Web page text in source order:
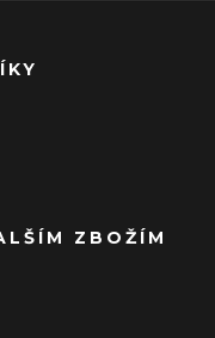
ZBOŽÍM